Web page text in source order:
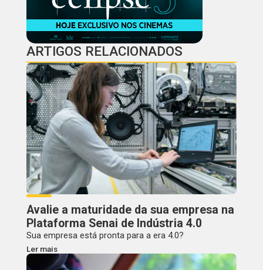
ARTIGOS RELACIONADOS
Avalie a maturidade da sua empresa na
Plataforma Senai de Indústria 4.0
Sua empresa está pronta para a era 4.0?
Ler mais